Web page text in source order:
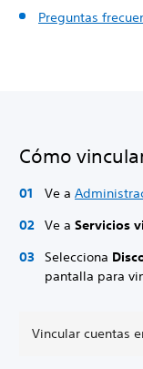
Preguntas
Cómo
Ve a
Ve a Servicios
Selecciona
pantalla para
Vincular cuentas